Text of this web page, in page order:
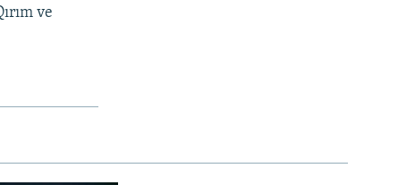
ve